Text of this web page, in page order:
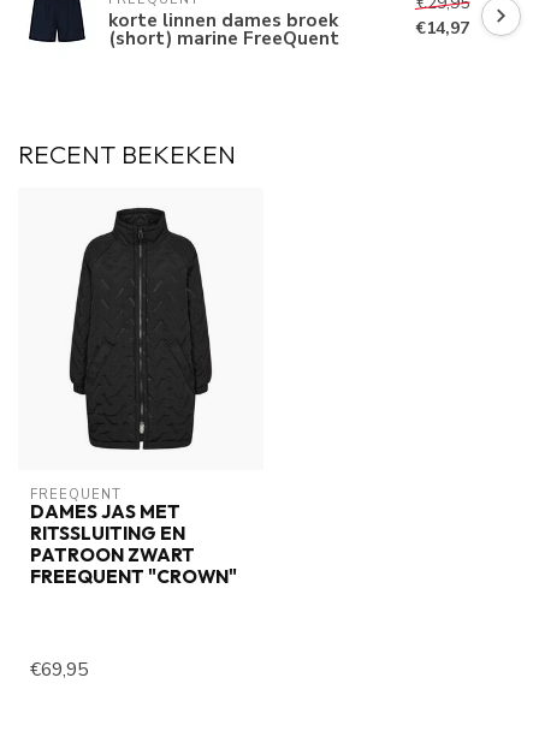
korte linnen dames broek
(short) marine FreeQuent
€14,97
RECENT BEKEKEN
FREEQUENT
DAMES JAS MET
RITSSLUITING EN
PATROON ZWART
FREEQUENT "CROWN"
€69,95